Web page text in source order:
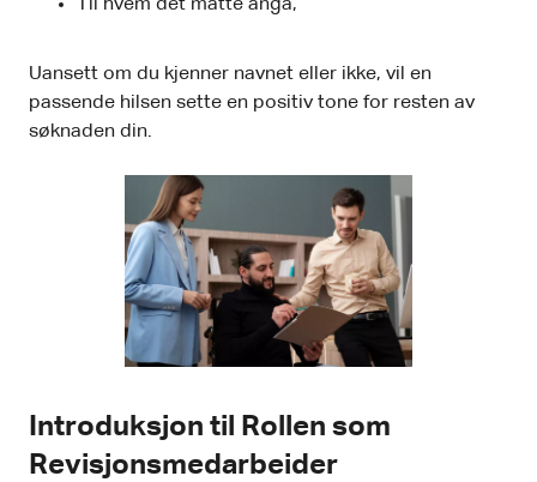
Til hvem det måtte angå,
Uansett om du kjenner navnet eller ikke, vil en
passende hilsen sette en positiv tone for resten av
søknaden din.
Introduksjon til Rollen som
Revisjonsmedarbeider